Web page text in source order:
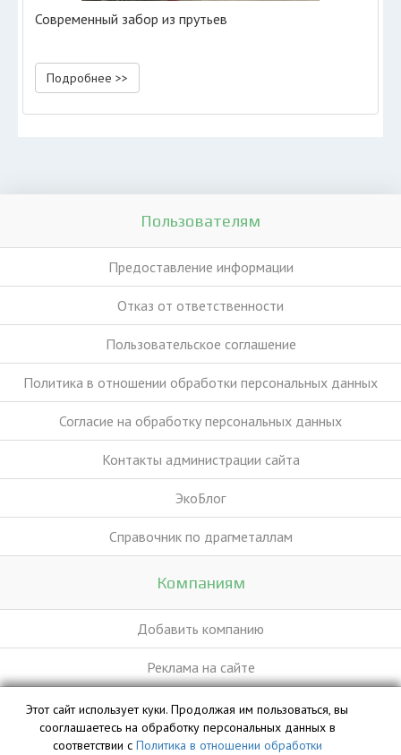
Современный забор из прутьев
Подробнее >>
Пользователям
Предоставление информации
Отказ от ответственности
Пользовательское соглашение
Политика в отношении обработки персональных данных
Согласие на обработку персональных данных
Контакты администрации сайта
ЭкоБлог
Справочник по драгметаллам
Компаниям
Добавить компанию
Реклама на сайте
База данных сайта vyvoz.org является интеллектуальной
собственностью ООО «Профит» и охраняется законом.
Этот сайт использует куки. Продолжая им пользоваться, вы
сооглашаетесь на обработку персональных данных в
соответствии с Политика в отношении обработки